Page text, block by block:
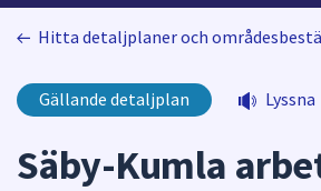
Hitta detaljplaner och
Gällande detaljplan Lyssna
Säby-Kumla